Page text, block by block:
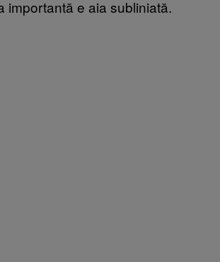
importantă e aia subliniată.